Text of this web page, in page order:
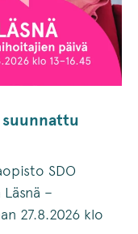
SDO
–
27.8.2026 klo